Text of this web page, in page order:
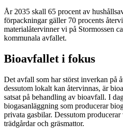
År 2035 skall 65 procent av
förpackningar gäller 70 procents
materialåtervinner vi på Stormossen
kommunala avfallet.
Bioavfallet i fokus
Det avfall som har störst inverkan på
dessutom lokalt kan återvinnas, är
satsat på behandling av bioavfall. I
biogasanläggning som producerar
privata gasbilar. Dessutom
trädgårdar och gräsmattor.